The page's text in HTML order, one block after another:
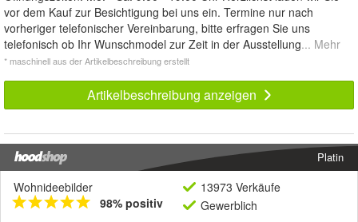
vor dem Kauf zur Besichtigung bei uns ein. Termine nur nach
vorheriger telefonischer Vereinbarung, bitte erfragen Sie uns
telefonisch ob Ihr Wunschmodel zur Zeit in der Ausstellung... Mehr
* maschinell aus der Artikelbeschreibung erstellt
Artikelbeschreibung anzeigen
Platin
Wohnideebilder
98% positiv
13973 Verkäufe
Gewerblich